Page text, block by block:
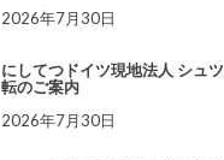
2026年7月30日
にしてつドイツ現地法人 シュ
転のご案内
2026年7月30日